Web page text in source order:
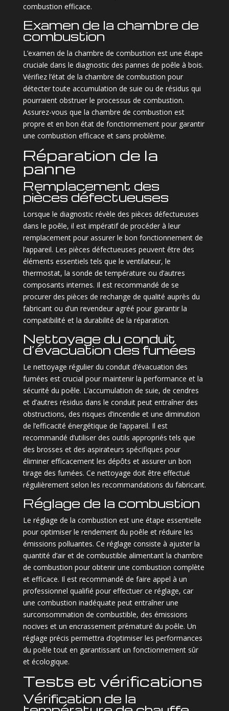
combustion efficace.
Examen de la chambre de
combustion
L’examen de la chambre de combustion est une étape
cruciale dans le diagnostic des pannes de poêle à bois.
Vérifiez l’état de la chambre de combustion pour
détecter toute accumulation de suie ou de résidus qui
pourraient obstruer le processus de combustion.
Assurez-vous que la chambre de combustion est
propre et en bon état de fonctionnement pour garantir
une combustion efficace et sans problème.
Réparation de la
panne
Remplacement des
pièces défectueuses
Lorsque le diagnostic révèle des pièces défectueuses
dans le poêle, il est impératif de procéder à leur
remplacement pour assurer le bon fonctionnement de
l’appareil. Les pièces défectueuses peuvent être des
éléments essentiels tels que le ventilateur, le
thermostat, la sonde de température ou d’autres
composants internes. Il est recommandé de se
procurer des pièces de rechange de qualité auprès du
fabricant ou d’un revendeur agréé pour garantir la
compatibilité et la durabilité de la réparation.
Nettoyage du conduit
d’évacuation des fumées
Le nettoyage régulier du conduit d’évacuation des
fumées est crucial pour maintenir la performance et la
sécurité du poêle. L’accumulation de suie, de cendres
et d’autres résidus dans le conduit peut entraîner des
obstructions, des risques d’incendie et une diminution
de l’efficacité énergétique de l’appareil. Il est
recommandé d’utiliser des outils appropriés tels que
des brosses et des aspirateurs spécifiques pour
éliminer efficacement les dépôts et assurer un bon
tirage des fumées. Ce nettoyage doit être effectué
régulièrement selon les recommandations du fabricant.
Réglage de la combustion
Le réglage de la combustion est une étape essentielle
pour optimiser le rendement du poêle et réduire les
émissions polluantes. Ce réglage consiste à ajuster la
quantité d’air et de combustible alimentant la chambre
de combustion pour obtenir une combustion complète
et efficace. Il est recommandé de faire appel à un
professionnel qualifié pour effectuer ce réglage, car
une combustion inadéquate peut entraîner une
surconsommation de combustible, des émissions
nocives et un encrassement prématuré du poêle. Un
réglage précis permettra d’optimiser les performances
du poêle tout en garantissant un fonctionnement sûr
et écologique.
Tests et vérifications
Vérification de la